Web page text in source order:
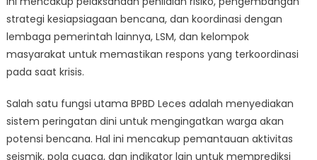
strategi kesiapsiagaan bencana, dan koordinasi dengan
lembaga pemerintah lainnya, LSM, dan kelompok
masyarakat untuk memastikan respons yang terkoordinasi
pada saat krisis.
Salah satu fungsi utama BPBD Leces adalah menyediakan
sistem peringatan dini untuk mengingatkan warga akan
potensi bencana. Hal ini mencakup pemantauan aktivitas
seismik, pola cuaca, dan indikator lain untuk memprediksi